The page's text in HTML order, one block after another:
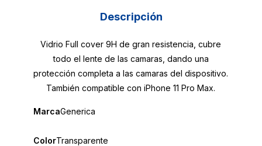
Descripción
Vidrio Full cover 9H de gran resistencia, cubre
todo el lente de las camaras, dando una
protección completa a las camaras del dispositivo.
También compatible con iPhone 11 Pro Max.
MarcaGenerica
ColorTransparente